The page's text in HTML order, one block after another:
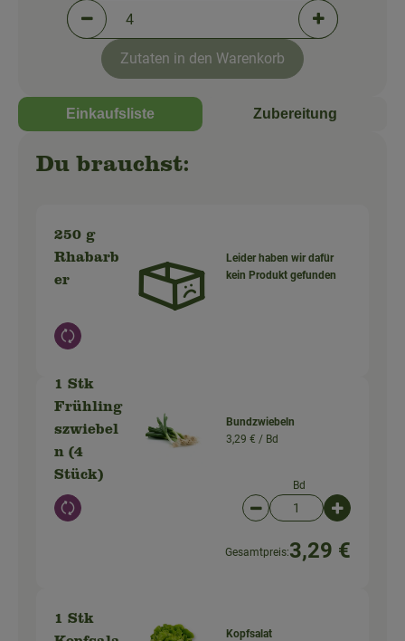
Portionen verringern (aktuell 4 PortionenPortionen
Zutaten in den Warenkorb
Einkaufsliste Zubereitung
Du brauchst:
250 g
Rhabarb
er
Auswahl ändern
Leider haben wir dafür
kein Produkt gefunden
1 Stk
Frühling
szwiebel
n (4
Stück)
Auswahl ändern
Bundzwiebeln
3,29 € / Bd
Bd
Artikelanzahl
Gesamtpreis:3,29 €
1 Stk
Kopfsalat